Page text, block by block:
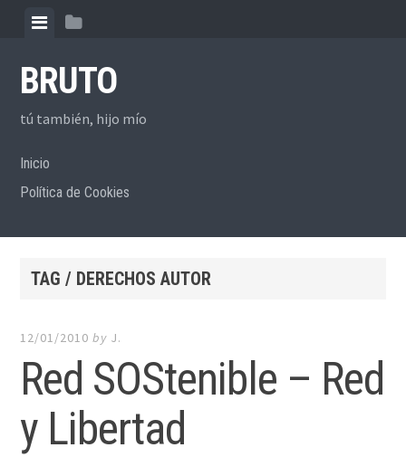
Skip to content
View menuView sidebar
BRUTO
tú también, hijo mío
Inicio
Política de Cookies
TAG / DERECHOS AUTOR
12/01/2010 by J.
Red SOStenible – Red
y Libertad